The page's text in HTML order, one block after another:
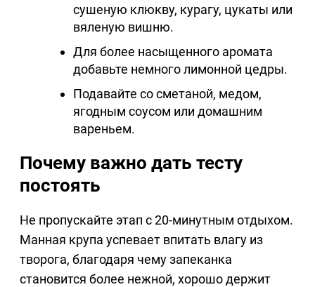
сушеную клюкву, курагу, цукаты или
вяленую вишню.
Для более насыщенного аромата
добавьте немного лимонной цедры.
Подавайте со сметаной, медом,
ягодным соусом или домашним
вареньем.
Почему важно дать тесту
постоять
Не пропускайте этап с 20-минутным отдыхом.
Манная крупа успевает впитать влагу из
творога, благодаря чему запеканка
становится более нежной, хорошо держит